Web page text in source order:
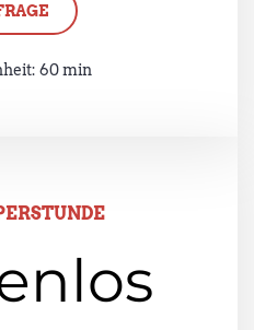
60 min